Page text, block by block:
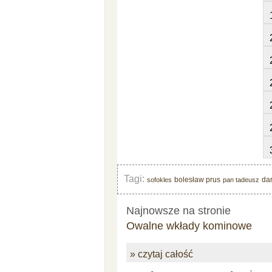
Tagi: sofokles bolesław prus pan tadeusz
Najnowsze na stronie
Owalne wkłady kominowe
» czytaj całość